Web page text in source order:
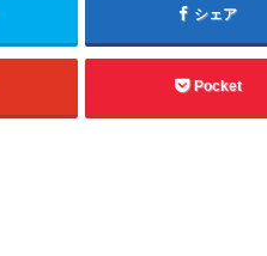
シェア
Pocket